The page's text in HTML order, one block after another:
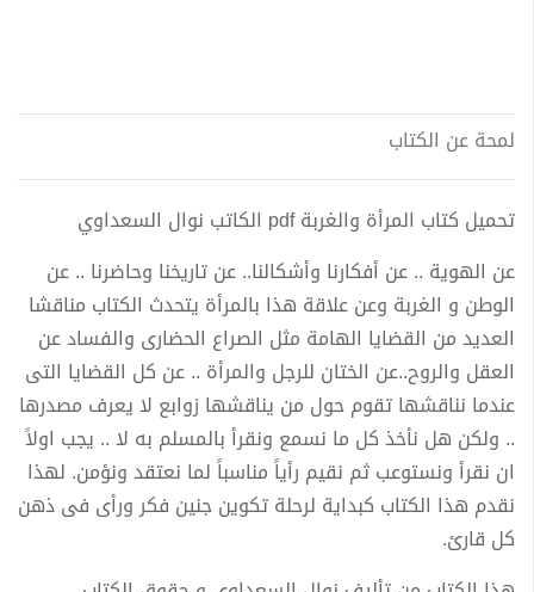
لمحة عن الكتاب
تحميل كتاب المرأة والغربة pdf الكاتب نوال السعداوي
عن الهوية .. عن أفكارنا وأشكالنا.. عن تاريخنا وحاضرنا .. عن
الوطن و الغربة وعن علاقة هذا بالمرأة يتحدث الكتاب مناقشا
العديد من القضايا الهامة مثل الصراع الحضارى والفساد عن
العقل والروح..عن الختان للرجل والمرأة .. عن كل القضايا التى
عندما نناقشها تقوم حول من يناقشها زوابع لا يعرف مصدرها
.. ولكن هل نأخذ كل ما نسمع ونقرأ بالمسلم به لا .. يجب اولاً
ان نقرأ ونستوعب ثم نقيم رأياً مناسباً لما نعتقد ونؤمن. لهذا
نقدم هذا الكتاب كبداية لرحلة تكوين جنين فكر ورأى فى ذهن
كل قارئ.